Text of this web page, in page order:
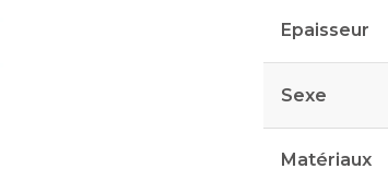
Epaisseur
Sexe
Matériaux